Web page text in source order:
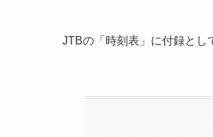
JTBの「時刻表」に付録とし